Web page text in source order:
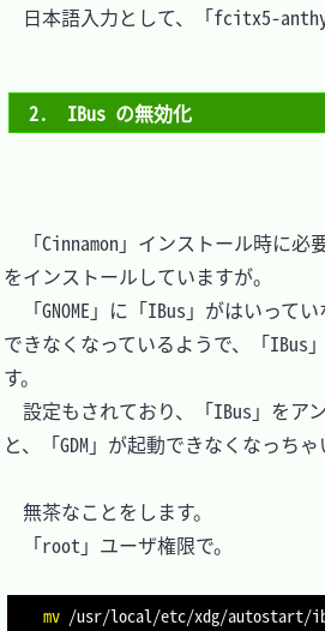
日本語入力として、「fcitx5-anthy
2.　IBus の無効化
「Cinnamon」インストール時に必要
をインストールしていますが。
「GNOME」に「IBus」がはいって
できなくなっているようで、「IBus
す。
設定もされており、「IBus」をア
と、「GDM」が起動できなくなっちゃ
無茶なことをします。
「root」ユーザ権限で。
mv /usr/local/etc/xdg/autostart/